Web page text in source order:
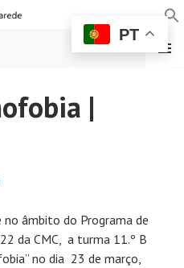
DE
PAREDE
MENU
|
no âmbito do Programa de
da CMC, a turma 11.º B
no dia 23 de março,
PT